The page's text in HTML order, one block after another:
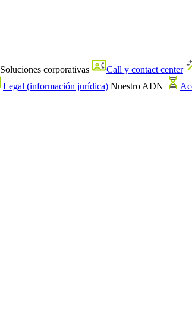
Soluciones corporativas Call y contact center
Legal (información jurídica) Nuestro ADN